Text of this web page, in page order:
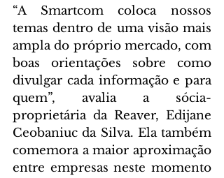
“A Smartcom coloca nossos
temas dentro de uma visão mais
ampla do próprio mercado, com
boas orientações sobre como
divulgar cada informação e para
quem”, avalia a sócia-
proprietária da Reaver, Edijane
Ceobaniuc da Silva. Ela também
comemora a maior aproximação
entre empresas neste momento